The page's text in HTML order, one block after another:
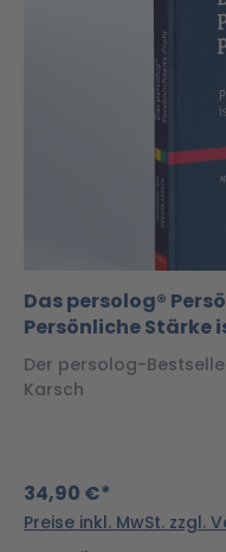
Das persolog®
Persönliche Stärke
Der persolog-
Karsch
34,90 €*
Preise inkl. MwSt. zzgl.